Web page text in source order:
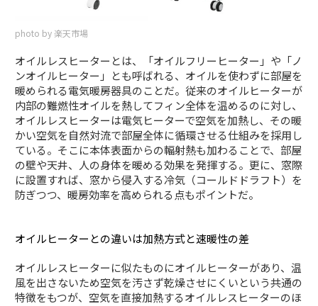
photo by 楽天市場
オイルレスヒーターとは、「オイルフリーヒーター」や「ノ
ンオイルヒーター」とも呼ばれる、オイルを使わずに部屋を
暖められる電気暖房器具のことだ。従来のオイルヒーターが
内部の難燃性オイルを熱してフィン全体を温めるのに対し、
オイルレスヒーターは電気ヒーターで空気を加熱し、その暖
かい空気を自然対流で部屋全体に循環させる仕組みを採用し
ている。そこに本体表面からの輻射熱も加わることで、部屋
の壁や天井、人の身体を暖める効果を発揮する。更に、窓際
に設置すれば、窓から侵入する冷気（コールドドラフト）を
防ぎつつ、暖房効率を高められる点もポイントだ。
オイルヒーターとの違いは加熱方式と速暖性の差
オイルレスヒーターに似たものにオイルヒーターがあり、温
風を出さないため空気を汚さず乾燥させにくいという共通の
特徴をもつが、空気を直接加熱するオイルレスヒーターのほ